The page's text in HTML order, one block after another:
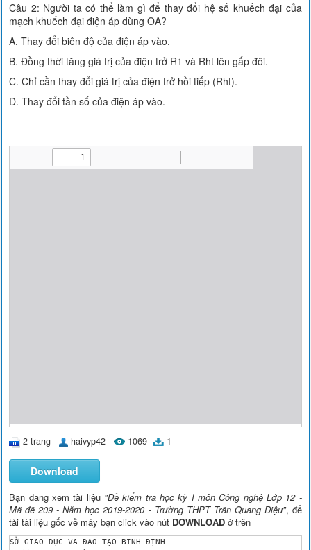
Câu 2: Người ta có thể làm gì để thay đổi hệ số khuếch đại của
mạch khuếch đại điện áp dùng OA?
A. Thay đổi biên độ của điện áp vào.
B. Đồng thời tăng giá trị của điện trở R1 và Rht lên gấp đôi.
C. Chỉ cần thay đổi giá trị của điện trở hồi tiếp (Rht).
D. Thay đổi tần số của điện áp vào.
2 trang haivyp42 1069 1
Download
Bạn đang xem tài liệu "Đề kiểm tra học kỳ I môn Công nghệ Lớp 12 -
Mã đề 209 - Năm học 2019-2020 - Trường THPT Trần Quang Diệu", để
tải tài liệu gốc về máy bạn click vào nút DOWNLOAD ở trên
SỞ GIÁO DỤC VÀ ĐÀO TẠO BÌNH ĐỊNH